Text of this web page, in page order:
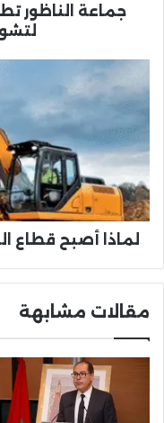
المدينة
أصبح
قطاع
بالمغرب
في
حالة
طوارئ؟
لماذا أصبح قطاع
مقالات مشابهة